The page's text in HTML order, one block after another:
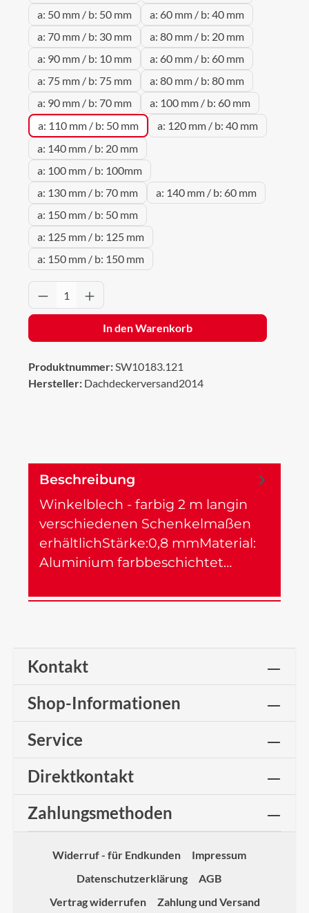
a: 50 mm / b: 50 mm
a: 60 mm / b: 40 mm
a: 70 mm / b: 30 mm
a: 80 mm / b: 20 mm
a: 90 mm / b: 10 mm
a: 60 mm / b: 60 mm
a: 75 mm / b: 75 mm
a: 80 mm / b: 80 mm
a: 90 mm / b: 70 mm
a: 100 mm / b: 60 mm
a: 110 mm / b: 50 mm
a: 120 mm / b: 40 mm
a: 140 mm / b: 20 mm
a: 100 mm / b: 100mm
a: 130 mm / b: 70 mm
a: 140 mm / b: 60 mm
a: 150 mm / b: 50 mm
a: 125 mm / b: 125 mm
a: 150 mm / b: 150 mm
Produkt Anzahl: Gib den gewünschten
In den Warenkorb
Produktnummer:SW10183.121
Hersteller: Dachdeckerversand2014
Beschreibung
Winkelblech - farbig 2 m langin
verschiedenen Schenkelmaßen
erhältlichStärke:0,8 mmMaterial:
Aluminium farbbeschichtet…
Kontakt
Shop-Informationen
Service
Direktkontakt
Zahlungsmethoden
Widerruf - für Endkunden
Impressum
Datenschutzerklärung
AGB
Vertrag widerrufen
Zahlung und Versand